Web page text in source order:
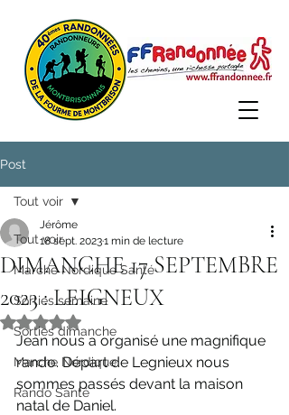
Post
Tout voir
Marche Nordique Santé
Sorties semaine
Sorties dimanche
Marche Nordique
Rando Santé
Tout voir
DIMANCHE 17 SEPTEMBRE
2023 : LEIGNEUX
Jérôme
18 sept. 20231 min de lecture
Noté NaN étoiles sur 5.
Jean nous a organisé une magnifique
rando. Départ de Legnieux nous
sommes passés devant la maison
natal de Daniel.